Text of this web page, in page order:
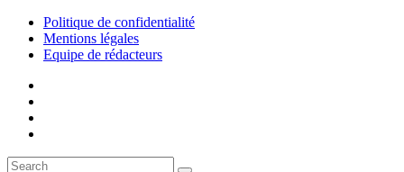
Politique de confidentialité
Mentions légales
Equipe de rédacteurs